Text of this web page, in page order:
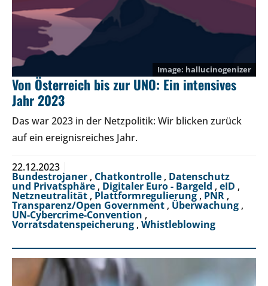
hallucinogenizer
Von Österreich bis zur UNO: Ein intensives
Jahr 2023
Das war 2023 in der Netzpolitik: Wir blicken zurück
auf ein ereignisreiches Jahr.
22.12.2023
Bundestrojaner , Chatkontrolle , Datenschutz
und Privatsphäre , Digitaler Euro - Bargeld , eID ,
Netzneutralität , Plattformregulierung, PNR ,
Transparenz/Open Government , Überwachung ,
UN-Cybercrime-Convention ,
Vorratsdatenspeicherung , Whistleblowing